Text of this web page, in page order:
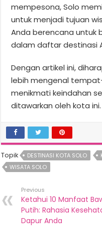
mempesona, Solo
untuk menjadi tujuan
Anda berencana untuk
dalam daftar destinasi
Dengan artikel ini,
lebih mengenal
menikmati keindahan
ditawarkan oleh kota
Topik DESTINASI KOTA SOLO
WISATA SOLO
Previous
Ketahui 10 Manfaat
Putih: Rahasia
Dapur Anda